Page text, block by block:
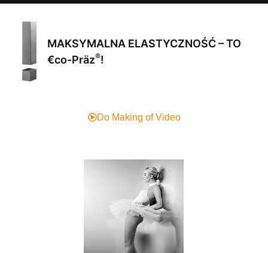
MAKSYMALNA ELASTYCZNOŚĆ – TO
€co-Präz®!
Do Making of Video